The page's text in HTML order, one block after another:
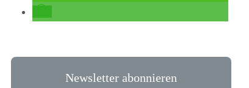
Newsletter abonnieren